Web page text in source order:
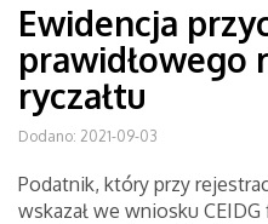
Ewidencja
prawidłowego
ryczałtu
Dodano: 2021-09-03
Podatnik, który przy
wskazał we wniosku